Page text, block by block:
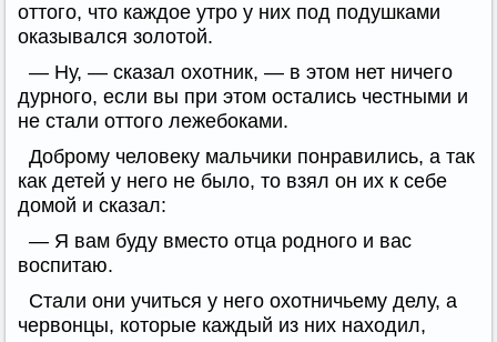
оттого, что каждое утро у них под подушками
оказывался золотой.
— Ну, — сказал охотник, — в этом нет ничего
дурного, если вы при этом остались честными и
не стали оттого лежебоками.
Доброму человеку мальчики понравились, а так
как детей у него не было, то взял он их к себе
домой и сказал:
— Я вам буду вместо отца родного и вас
воспитаю.
Стали они учиться у него охотничьему делу, а
червонцы, которые каждый из них находил,